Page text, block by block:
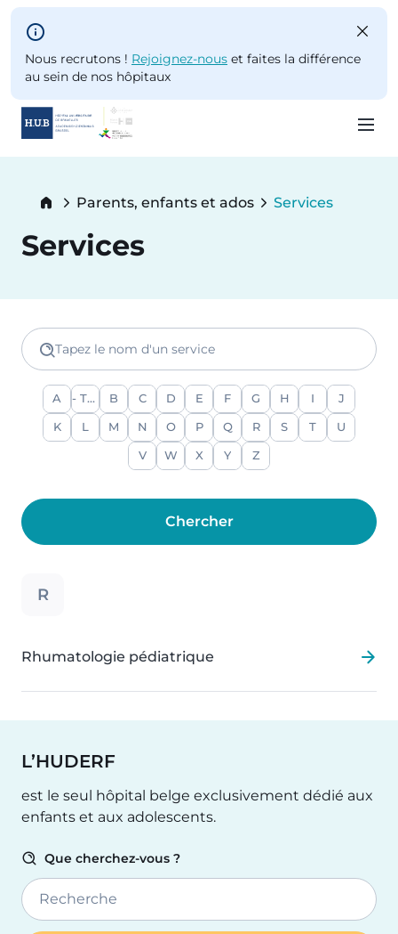
Skip to main content
Nous recrutons ! Rejoignez-nous et faites la différence
au sein de nos hôpitaux
content
Breadcrumb
Parents, enfants et ados Services
Services
Tapez le nom d'un service
A - Tout -B C D E F G H J
K M N O P Q R S T U
V W X Y Z
R
Rhumatologie pédiatrique
L’HUDERF
est le seul hôpital belge exclusivement dédié aux
enfants et aux adolescents.
Que cherchez-vous ?
Recherche